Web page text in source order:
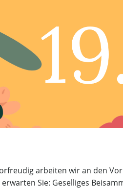
arbeiten wir an den
Sie: Geselliges